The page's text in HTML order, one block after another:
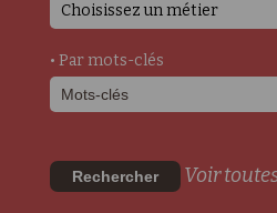
Choisissez un métier
• Par mots-clés
Rechercher Voir